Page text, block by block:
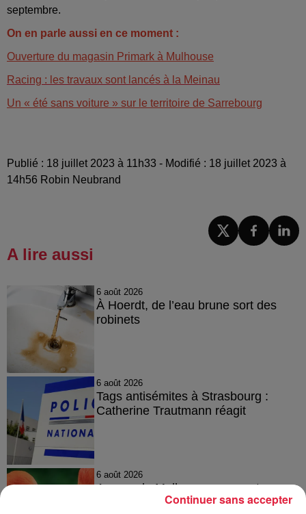
septembre.
On en parle aussi en ce moment :
Ouverture du magasin Primark à Mulhouse
Racing : les travaux sont lancés à la Meinau
Un « été sans voiture » sur le territoire de Sarrebourg
Publié : 18 juillet 2023 à 11h33 - Modifié : 18 juillet 2023 à
14h56 Robin Neubrand
A lire aussi
6 août 2026
À Hoerdt, de l’eau brune sort des
robinets
6 août 2026
Tags antisémites à Strasbourg :
Catherine Trautmann réagit
6 août 2026
Au zoo de Mulhouse : rencontre
avec les flamants rouges
Continuer sans accepter